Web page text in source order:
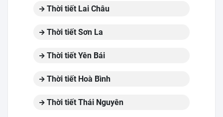
Thời tiết Lai Châu
Thời tiết Sơn La
Thời tiết Yên Bái
Thời tiết Hoà Bình
Thời tiết Thái Nguyên